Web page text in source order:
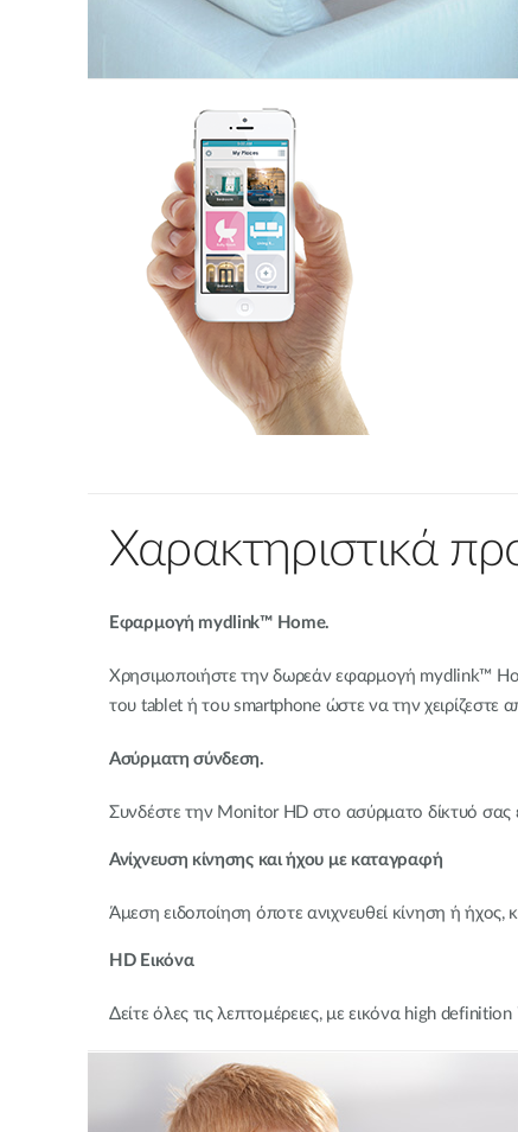
Χαρακτηριστικά
Εφαρμογή mydlink™ Home.
Χρησιμοποιήστε την δωρεάν εφαρμογή mydlink™
του tablet ή του smartphone ώστε να την χειρίζεστε
Ασύρματη σύνδεση.
Συνδέστε την Monitor HD στο ασύρματο δίκτυό σας
Ανίχνευση κίνησης και ήχου με καταγραφή
Άμεση ειδοποίηση όποτε ανιχνευθεί κίνηση ή
HD Εικόνα
Δείτε όλες τις λεπτομέρειες, με εικόνα high